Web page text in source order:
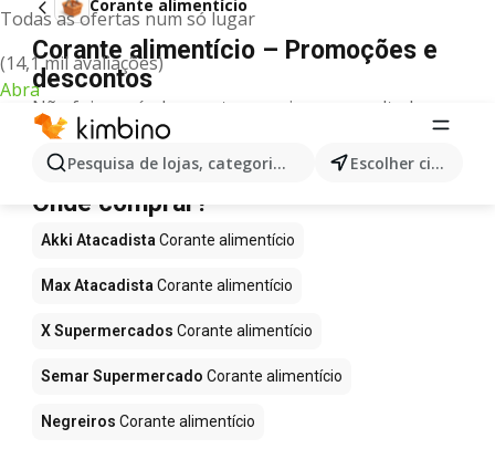
Todas as ofertas num só lugar
(14,1 mil avaliações)
Abra
Pesquisa de lojas, categorias,produtos... Escolher cidade
Corante alimentício
Corante alimentício – Promoções e
descontos
Não foi possível encontrar quaisquer resultados
para este termo.
Corante alimentício em promoção -
Onde comprar?
Akki Atacadista Corante alimentício
Max Atacadista Corante alimentício
X Supermercados Corante alimentício
Semar Supermercado Corante alimentício
Negreiros Corante alimentício